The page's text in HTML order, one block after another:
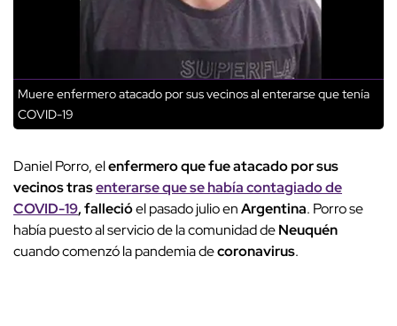
Muere enfermero atacado por sus vecinos al enterarse que tenía
COVID-19
Daniel Porro, elenfermero que fue atacado por sus
vecinos trasenterarse que se había contagiado de
COVID-19, fallecióel pasado julio enArgentina. Porro se
había puesto al servicio de la comunidad deNeuquén
cuando comenzó la pandemia decoronavirus.